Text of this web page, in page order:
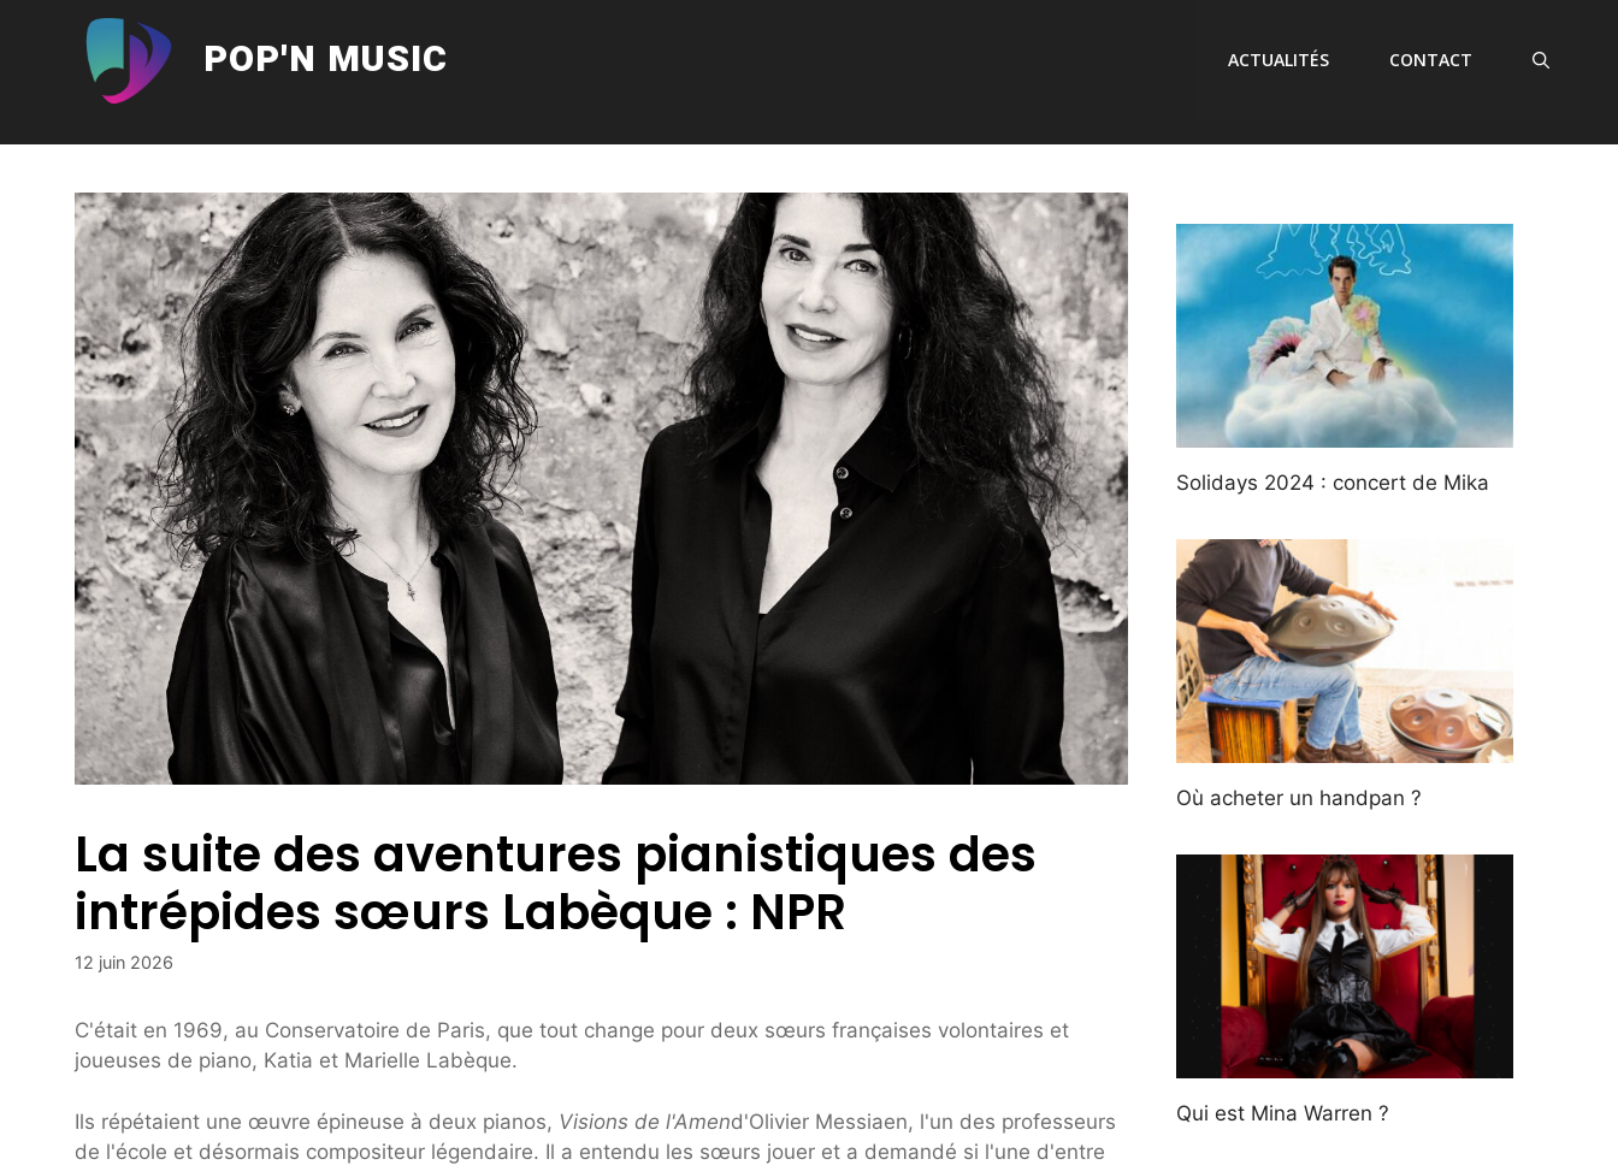
POP'N MUSIC ACTUALITÉS CONTACT
La suite des aventures pianistiques des
intrépides sœurs Labèque : NPR
12 juin 2026
C'était en 1969, au Conservatoire de Paris, que tout change pour deux sœurs françaises volontaires et
joueuses de piano, Katia et Marielle Labèque.
Ils répétaient une œuvre épineuse à deux pianos, Visions de l'Amend'Olivier Messiaen, l'un des professeurs
de l'école et désormais compositeur légendaire. Il a entendu les sœurs jouer et a demandé si l'une d'entre
Solidays 2024 : concert de Mika
Où acheter un handpan ?
Qui est Mina Warren ?